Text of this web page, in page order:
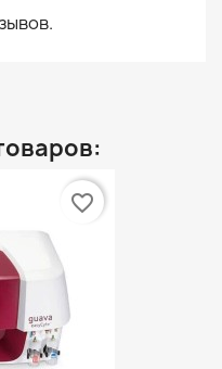
favorite_border